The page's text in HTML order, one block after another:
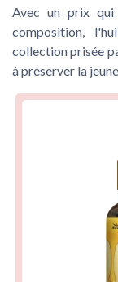
Avec un prix
composition,
collection prisée
à préserver la